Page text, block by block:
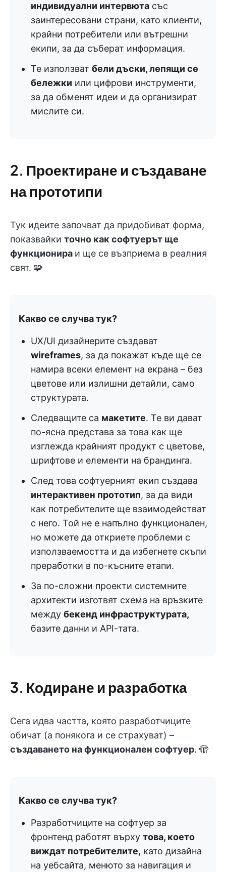
индивидуални интервюта със
заинтересовани страни, като клиенти,
крайни потребители или вътрешни
екипи, за да съберат информация.
Те използват бели дъски, лепящи се
бележки или цифрови инструменти,
за да обменят идеи и да организират
мислите си.
2. Проектиране и създаване
на прототипи
Тук идеите започват да придобиват форма,
показвайки точно как софтуерът ще
функционира и ще се възприема в реалния
свят. 🧩
Какво се случва тук?
UX/UI дизайнерите създават
wireframes, за да покажат къде ще се
намира всеки елемент на екрана – без
цветове или излишни детайли, само
структурата.
Следващите са макетите. Те ви дават
по-ясна представа за това как ще
изглежда крайният продукт с цветове,
шрифтове и елементи на брандинга.
След това софтуерният екип създава
интерактивен прототип, за да види
как потребителите ще взаимодействат
с него. Той не е напълно функционален,
но можете да откриете проблеми с
използваемостта и да избегнете скъпи
преработки в по-късните етапи.
За по-сложни проекти системните
архитекти изготвят схема на връзките
между бекенд инфраструктурата,
базите данни и API-тата.
3. Кодиране и разработка
Сега идва частта, която разработчиците
обичат (а понякога и се страхуват) –
създаването на функционален софтуер. 🫣
Какво се случва тук?
Разработчиците на софтуер за
фронтенд работят върху това, което
виждат потребителите, като дизайна
на уебсайта, менюто за навигация и